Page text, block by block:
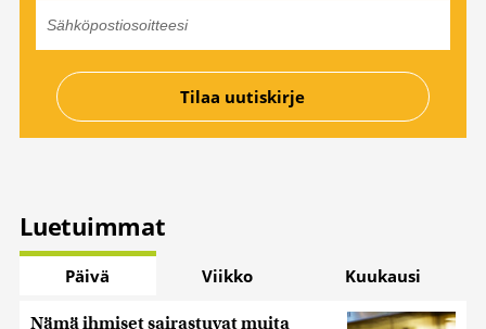
Luetuimmat
Päivä Viikko Kuukausi
Nämä ihmiset sairastuvat muita